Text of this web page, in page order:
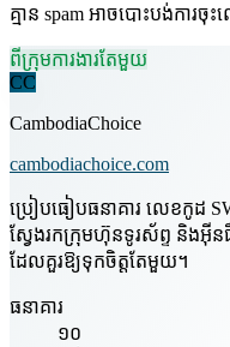
គ្មាន spam អាចបោះបង់ការចុ
ពីក្រុមការងារតែមួយ
CC
CambodiaChoice
cambodiachoice.com
ប្រៀបធៀបធនាគារ លេខកូដ
ស្វែងរកក្រុមហ៊ុនទូរស័ព្ទ និង
ដែលគួរឱ្យទុកចិត្តតែមួយ។
ធនាគារ
១០